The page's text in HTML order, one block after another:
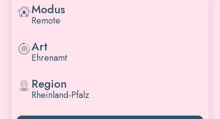
Modus
Remote
Art
Ehrenamt
Region
Rheinland-Pfalz